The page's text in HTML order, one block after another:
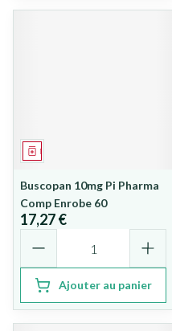
Médicament
Buscopan 10mg Pi Pharma
Comp Enrobe 60
17,27 €
Ajouter au panier